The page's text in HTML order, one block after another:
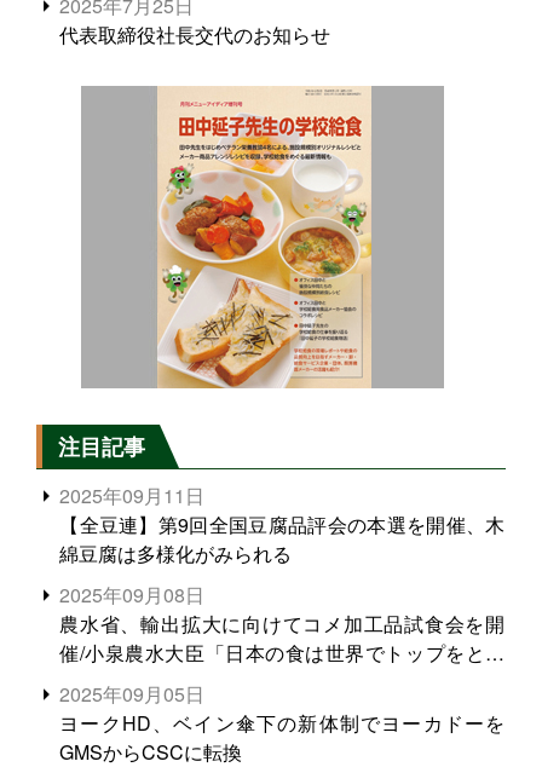
2025年7月25日
代表取締役社長交代のお知らせ
注目記事
2025年09月11日
【全豆連】第9回全国豆腐品評会の本選を開催、木
綿豆腐は多様化がみられる
2025年09月08日
農水省、輸出拡大に向けてコメ加工品試食会を開
催/小泉農水大臣「日本の食は世界でトップをとれ
る。米増産に向けて、米輸出需要の拡大を」
2025年09月05日
ヨークHD、ベイン傘下の新体制でヨーカドーを
GMSからCSCに転換